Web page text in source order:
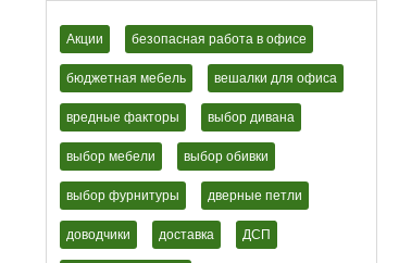
Акции безопасная работа в офисе
бюджетная мебель вешалки для офиса
вредные факторы выбор дивана
выбор мебели выбор обивки
выбор фурнитуры дверные петли
доводчики доставка ДСП